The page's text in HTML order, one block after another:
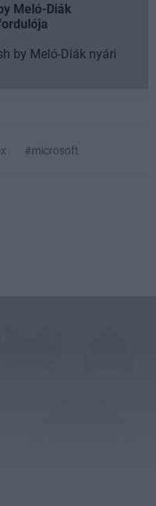
Meló-Diák
by Meló-Diák nyári
#microsoft